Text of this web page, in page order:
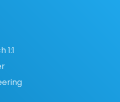
1:1